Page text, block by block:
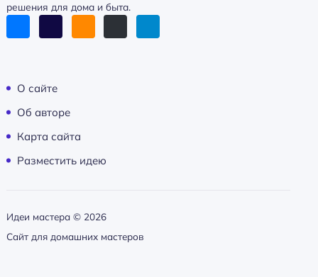
решения для дома и быта.
О сайте
Об авторе
Карта сайта
Разместить идею
Идеи мастера © 2026
Сайт для домашних мастеров